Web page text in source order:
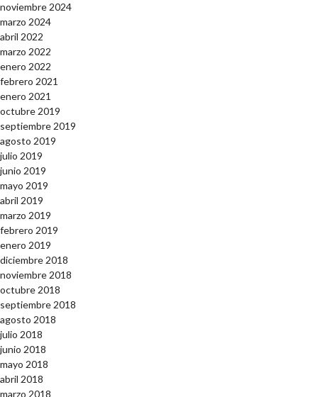
noviembre 2024
marzo 2024
abril 2022
marzo 2022
enero 2022
febrero 2021
enero 2021
octubre 2019
septiembre 2019
agosto 2019
julio 2019
junio 2019
mayo 2019
abril 2019
marzo 2019
febrero 2019
enero 2019
diciembre 2018
noviembre 2018
octubre 2018
septiembre 2018
agosto 2018
julio 2018
junio 2018
mayo 2018
abril 2018
marzo 2018